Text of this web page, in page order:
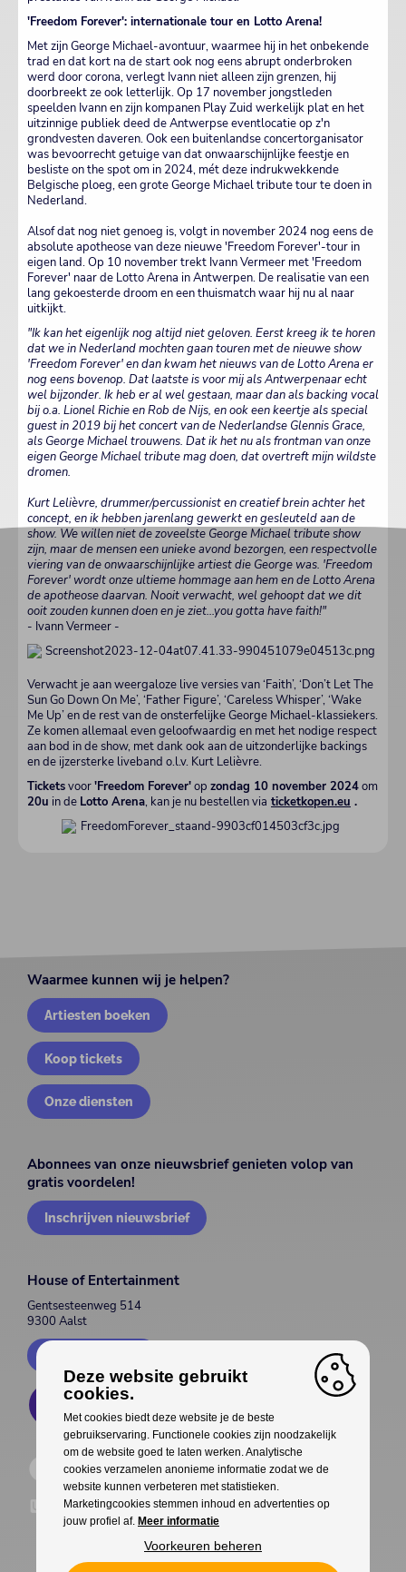
'Freedom Forever': internationale tour en Lotto Arena!
Met zijn George Michael-avontuur, waarmee hij in het onbekende
trad en dat kort na de start ook nog eens abrupt onderbroken
werd door corona, verlegt Ivann niet alleen zijn grenzen, hij
doorbreekt ze ook letterlijk. Op 17 november jongstleden
speelden Ivann en zijn kompanen Play Zuid werkelijk plat en het
uitzinnige publiek deed de Antwerpse eventlocatie op z'n
grondvesten daveren. Ook een buitenlandse concertorganisator
was bevoorrecht getuige van dat onwaarschijnlijke feestje en
besliste on the spot om in 2024, mét deze indrukwekkende
Belgische ploeg, een grote George Michael tribute tour te doen in
Nederland.
Alsof dat nog niet genoeg is, volgt in november 2024 nog eens de
absolute apotheose van deze nieuwe 'Freedom Forever'-tour in
eigen land. Op 10 november trekt Ivann Vermeer met 'Freedom
Forever' naar de Lotto Arena in Antwerpen. De realisatie van een
lang gekoesterde droom en een thuismatch waar hij nu al naar
uitkijkt.
"Ik kan het eigenlijk nog altijd niet geloven. Eerst kreeg ik te horen
dat we in Nederland mochten gaan touren met de nieuwe show
'Freedom Forever' en dan kwam het nieuws van de Lotto Arena er
nog eens bovenop. Dat laatste is voor mij als Antwerpenaar echt
wel bijzonder. Ik heb er al wel gestaan, maar dan als backing vocal
bij o.a. Lionel Richie en Rob de Nijs, en ook een keertje als special
guest in 2019 bij het concert van de Nederlandse Glennis Grace,
als George Michael trouwens. Dat ik het nu als frontman van onze
eigen George Michael tribute mag doen, dat overtreft mijn wildste
dromen.
Kurt Lelièvre, drummer/percussionist en creatief brein achter het
concept, en ik hebben jarenlang gewerkt en gesleuteld aan de
show. We willen niet de zoveelste George Michael tribute show
zijn, maar de mensen een unieke avond bezorgen, een respectvolle
viering van de onwaarschijnlijke artiest die George was. 'Freedom
Forever' wordt onze ultieme hommage aan hem en de Lotto Arena
de apotheose daarvan. Nooit verwacht, wel gehoopt dat we dit
ooit zouden kunnen doen en je ziet...you gotta have faith!"
- Ivann Vermeer -
Verwacht je aan weergaloze live versies van ‘Faith’, ‘Don’t Let The
Sun Go Down On Me’, ‘Father Figure’, ‘Careless Whisper’, ‘Wake
Me Up’ en de rest van de onsterfelijke George Michael-klassiekers.
Ze komen allemaal even geloofwaardig en met het nodige respect
aan bod in de show, met dank ook aan de uitzonderlijke backings
en de ijzersterke liveband o.l.v. Kurt Lelièvre.
Ticketsvoor'Freedom Forever'op zondag 10 november 2024om
20u in de Lotto Arena, kan je nu bestellen via ticketkopen.eu .
Waarmee kunnen wij je helpen?
Artiesten boeken
Koop tickets
Onze diensten
Abonnees van onze nieuwsbrief genieten volop van
gratis voordelen!
Inschrijven nieuwsbrief
House of Entertainment
Gentsesteenweg 514
9300 Aalst
Deze website gebruikt
cookies.
Met cookies biedt deze website je de beste
gebruikservaring. Functionele cookies zijn noodzakelijk
om de website goed te laten werken. Analytische
cookies verzamelen anonieme informatie zodat we de
website kunnen verbeteren met statistieken.
Marketingcookies stemmen inhoud en advertenties op
jouw profiel af. Meer informatie
Voorkeuren beheren